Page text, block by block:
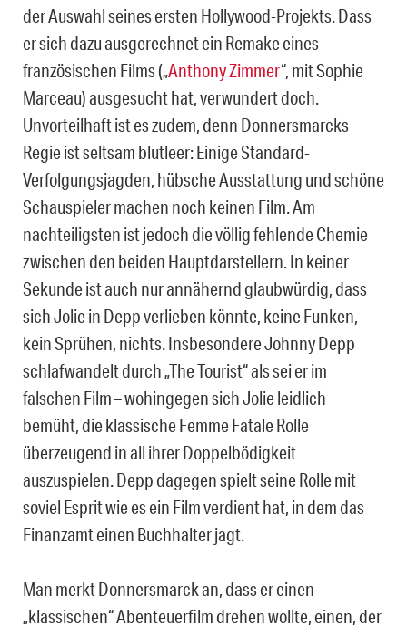
der Auswahl seines ersten Hollywood-Projekts. Dass
er sich dazu ausgerechnet ein Remake eines
französischen Films („Anthony Zimmer“, mit Sophie
Marceau) ausgesucht hat, verwundert doch.
Unvorteilhaft ist es zudem, denn Donnersmarcks
Regie ist seltsam blutleer: Einige Standard-
Verfolgungsjagden, hübsche Ausstattung und schöne
Schauspieler machen noch keinen Film. Am
nachteiligsten ist jedoch die völlig fehlende Chemie
zwischen den beiden Hauptdarstellern. In keiner
Sekunde ist auch nur annähernd glaubwürdig, dass
sich Jolie in Depp verlieben könnte, keine Funken,
kein Sprühen, nichts. Insbesondere Johnny Depp
schlafwandelt durch „The Tourist“ als sei er im
falschen Film – wohingegen sich Jolie leidlich
bemüht, die klassische Femme Fatale Rolle
überzeugend in all ihrer Doppelbödigkeit
auszuspielen. Depp dagegen spielt seine Rolle mit
soviel Esprit wie es ein Film verdient hat, in dem das
Finanzamt einen Buchhalter jagt.
Man merkt Donnersmarck an, dass er einen
„klassischen“ Abenteuerfilm drehen wollte, einen, der